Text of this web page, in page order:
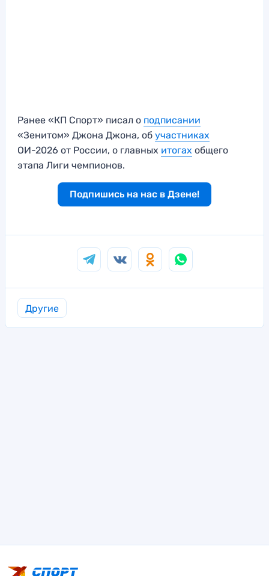
Ранее «КП Спорт» писал о подписании
«Зенитом» Джона Джона, об участниках
ОИ-2026 от России, о главных итогах общего
этапа Лиги чемпионов.
Подпишись на нас в Дзене!
Другие